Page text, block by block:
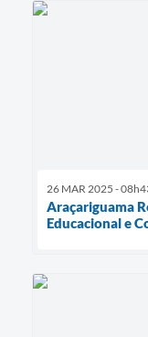
26 MAR 2025 -
Araçariguama
Educacional e